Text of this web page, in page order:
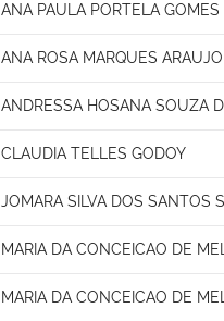
ANA PAULA PORTELA GOMES
ANA ROSA MARQUES
ANDRESSA HOSANA SOUZA
CLAUDIA TELLES GODOY
JOMARA SILVA DOS SANTOS
MARIA DA CONCEICAO DE
MARIA DA CONCEICAO DE